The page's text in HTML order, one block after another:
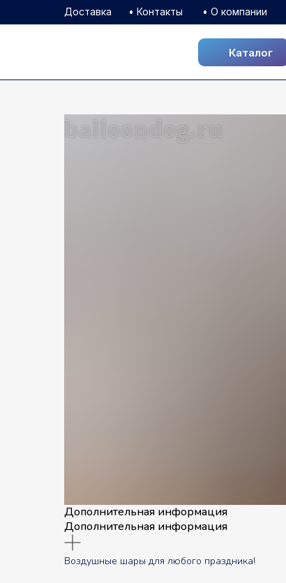
• О компании
• Контакты
Доставка
Каталог
Каталог
balloondog.ru
Дополнительная информация
Дополнительная информация
Воздушные шары для любого праздника!